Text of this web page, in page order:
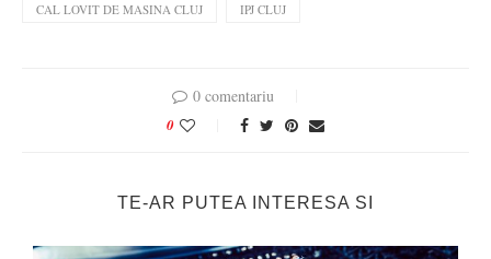
CAL LOVIT DE MASINA CLUJ IPJ CLUJ
0 comentariu
0
TE-AR PUTEA INTERESA SI